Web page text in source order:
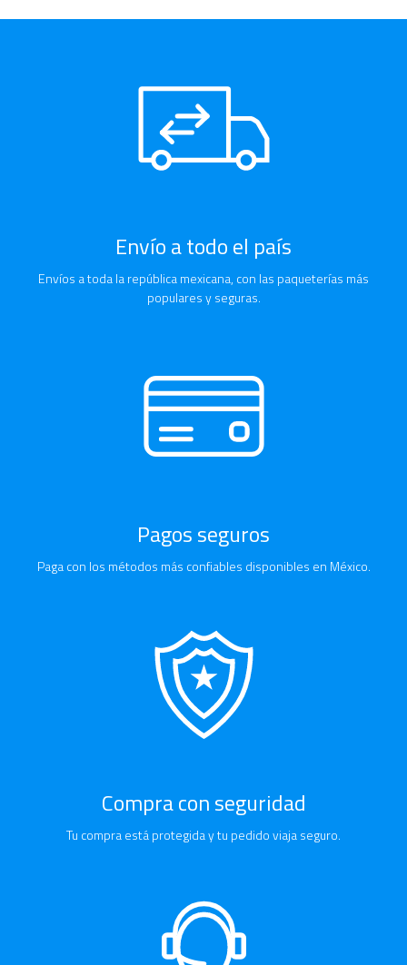
Envío a todo el país
Envíos a toda la república mexicana, con las paqueterías más
populares y seguras.
Pagos seguros
Paga con los métodos más confiables disponibles en México.
Compra con seguridad
Tu compra está protegida y tu pedido viaja seguro.